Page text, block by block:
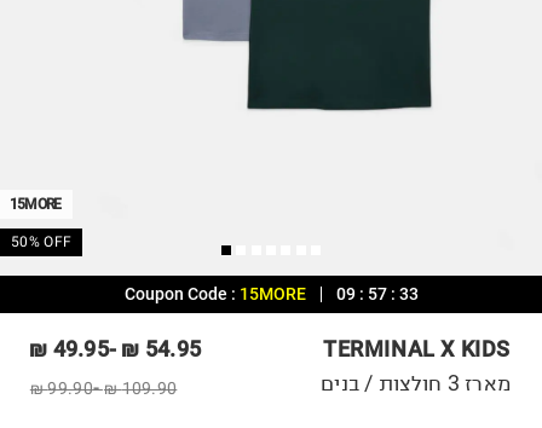
15MORE
50% OFF
09 : 57 : 33
Coupon Code : 15MORE
TERMINAL X KIDS
54.95 ₪
-
49.95 ₪
109.90 ₪
-
99.90 ₪ מארז 3 חולצות / בנים